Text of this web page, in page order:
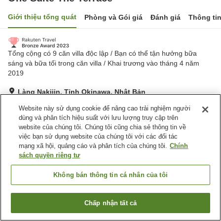
Giới thiệu tổng quát Phòng và Gói giá Đánh giá Thông
Tổng cộng có 9 căn villa độc lập / Bạn có thể tận hưởng bữa
sáng và bữa tối trong căn villa / Khai trương vào tháng 4 năm
2019
Làng Nakijin, Tỉnh Okinawa, Nhật Bản
Xuất sắc Đánh giá:73lượt
Tiện nghi chỗ nghỉ
Bãi đỗ xe
Máy bán hàng tự động
Nhà bếp (dùng chung)
Trang chủ
Tìm phòng trống
Website này sử dụng cookie để nâng cao trải nghiệm người
dùng và phân tích hiệu suất với lưu lượng truy cập trên
website của chúng tôi. Chúng tôi cũng chia sẻ thông tin về
việc bạn sử dụng website của chúng tôi với các đối tác
mạng xã hội, quảng cáo và phân tích của chúng tôi. Chính
sách quyền riêng tư
Không bán thông tin cá nhân của tôi
Chấp nhận tất cả